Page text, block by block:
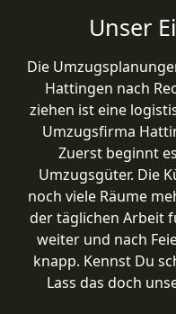
Unser
Die
Hattingen nach
ziehen ist eine
Umzugsfirma
Zuerst beginnt
Umzugsgüter. Die
noch viele Räume
der täglichen Arbeit
weiter und nach
knapp. Kennst Du
Lass das doch